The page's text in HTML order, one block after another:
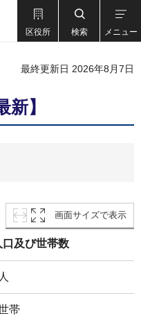
区役所 検索 メニュー
最終更新日 2026年8月7日
】
画面サイズで表示
及び世帯数
帯